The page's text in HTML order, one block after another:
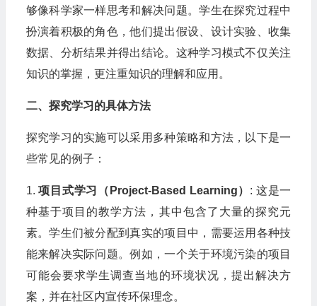
够像科学家一样思考和解决问题。学生在探究过程中
扮演着积极的角色，他们提出假设、设计实验、收集
数据、分析结果并得出结论。这种学习模式不仅关注
知识的掌握，更注重知识的理解和应用。
二、探究学习的具体方法
探究学习的实施可以采用多种策略和方法，以下是一
些常见的例子：
1.项目式学习（Project-Based Learning） : 这是一
种基于项目的教学方法，其中包含了大量的探究元
素。学生们被分配到真实的项目中，需要运用各种技
能来解决实际问题。例如，一个关于环境污染的项目
可能会要求学生调查当地的环境状况，提出解决方
案，并在社区内宣传环保理念。